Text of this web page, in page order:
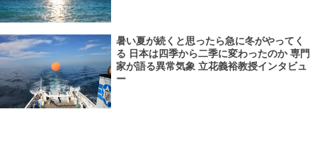
暑い夏が続くと思ったら急に冬がやってく
る 日本は四季から二季に変わったのか 専門
家が語る異常気象 立花義裕教授インタビュ
ー